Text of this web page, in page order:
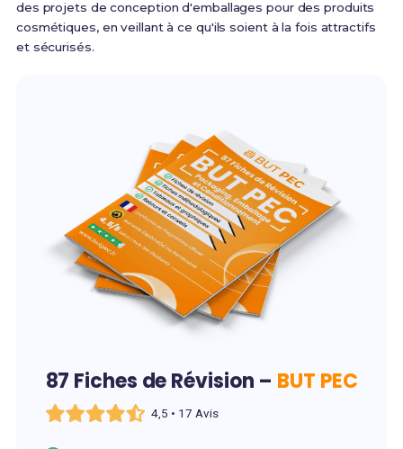
des projets de conception d'emballages pour des produits
cosmétiques, en veillant à ce qu'ils soient à la fois attractifs
et sécurisés.
87 Fiches de Révision – BUT PEC
4,5 • 17 Avis